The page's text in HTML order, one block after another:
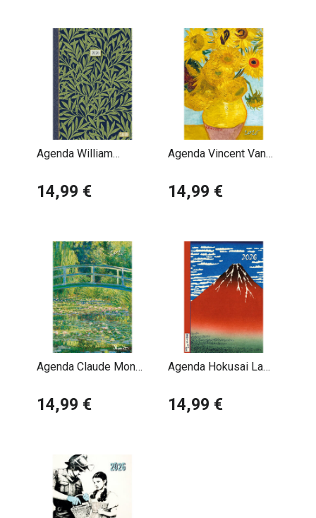
Agenda William
14,99 €
Agenda Vincent Van
14,99 €
Agenda Claude Monet
14,99 €
Agenda Hokusai La
14,99 €